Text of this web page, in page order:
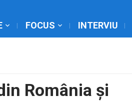
FOCUS INTERVIU
România și